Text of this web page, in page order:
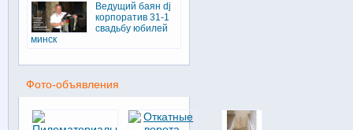
Ведущий баян dj
корпоратив 31-1
свадьбу юбилей
минск
Фото-объявления